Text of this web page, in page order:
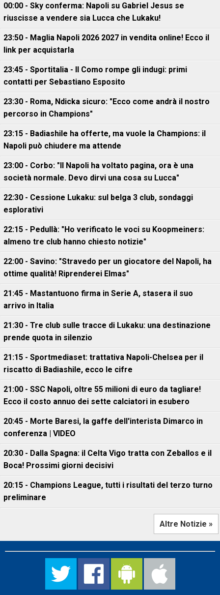
00:00 - Sky conferma: Napoli su Gabriel Jesus se
riuscisse a vendere sia Lucca che Lukaku!
23:50 - Maglia Napoli 2026 2027 in vendita online! Ecco il
link per acquistarla
23:45 - Sportitalia - Il Como rompe gli indugi: primi
contatti per Sebastiano Esposito
23:30 - Roma, Ndicka sicuro: "Ecco come andrà il nostro
percorso in Champions"
23:15 - Badiashile ha offerte, ma vuole la Champions: il
Napoli può chiudere ma attende
23:00 - Corbo: "Il Napoli ha voltato pagina, ora è una
società normale. Devo dirvi una cosa su Lucca"
22:30 - Cessione Lukaku: sul belga 3 club, sondaggi
esplorativi
22:15 - Pedullà: "Ho verificato le voci su Koopmeiners:
almeno tre club hanno chiesto notizie"
22:00 - Savino: "Stravedo per un giocatore del Napoli, ha
ottime qualità! Riprenderei Elmas"
21:45 - Mastantuono firma in Serie A, stasera il suo
arrivo in Italia
21:30 - Tre club sulle tracce di Lukaku: una destinazione
prende quota in silenzio
21:15 - Sportmediaset: trattativa Napoli-Chelsea per il
riscatto di Badiashile, ecco le cifre
21:00 - SSC Napoli, oltre 55 milioni di euro da tagliare!
Ecco il costo annuo dei sette calciatori in esubero
20:45 - Morte Baresi, la gaffe dell'interista Dimarco in
conferenza | VIDEO
20:30 - Dalla Spagna: il Celta Vigo tratta con Zeballos e il
Boca! Prossimi giorni decisivi
20:15 - Champions League, tutti i risultati del terzo turno
preliminare
Altre Notizie »